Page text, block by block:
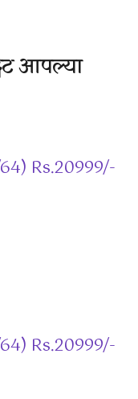
आपल्या
Rs.20999/-
Rs.20999/-